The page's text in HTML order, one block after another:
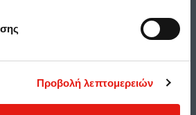
Προβολή λεπτομερειών
Δεδομένων
κριτικές χρηστών